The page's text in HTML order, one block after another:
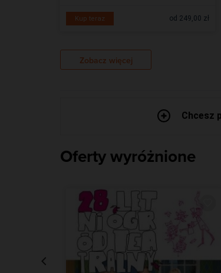
Kup teraz od 249,00 zł
Zobacz więcej
Chcesz
Oferty wyróżnione